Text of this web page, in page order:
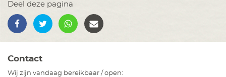
Deel deze pagina
Contact
Wij zijn vandaag bereikbaar / open: